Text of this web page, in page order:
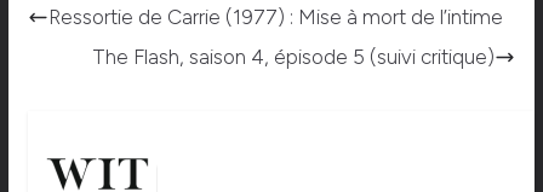
Ressortie de Carrie (1977) : Mise à mort de l’intime
The Flash, saison 4, épisode 5 (suivi critique)